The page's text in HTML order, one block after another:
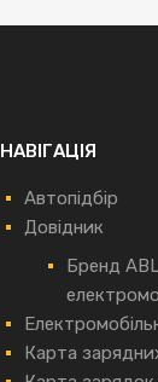
НАВІГАЦІЯ
Автопідбір
Довідник
Бренд ABL
Карта